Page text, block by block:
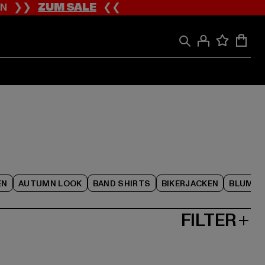
❯❯ZUM SALE❮❮
AUTUMN LOOK BAND SHIRTS BIKERJACKEN
FILTER